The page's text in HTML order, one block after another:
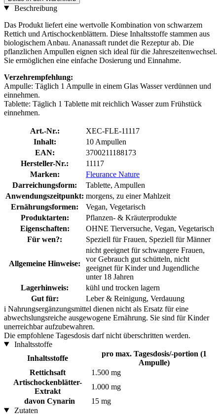
Beschreibung
Das Produkt liefert eine wertvolle Kombination von schwarzem
Rettich und Artischockenblättern. Diese Inhaltsstoffe stammen aus
biologischem Anbau. Ananassaft rundet die Rezeptur ab. Die
pflanzlichen Ampullen eignen sich ideal für die Jahreszeitenwechsel.
Sie ermöglichen eine einfache Dosierung und Einnahme.
Verzehrempfehlung:
Ampulle: Täglich 1 Ampulle in einem Glas Wasser verdünnen und
einnehmen.
Tablette: Täglich 1 Tablette mit reichlich Wasser zum Frühstück
einnehmen.
Art.-Nr.:
XEC-FLE-11117
Inhalt:
10 Ampullen
EAN:
3700211188173
Hersteller-Nr.:
11117
Marken:
Fleurance Nature
Darreichungsform:
Tablette, Ampullen
Anwendungszeitpunkt: morgens, zu einer Mahlzeit
Ernährungsformen:
Vegan, Vegetarisch
Produktarten:
Pflanzen- & Kräuterprodukte
Eigenschaften:
OHNE Tierversuche, Vegan, Vegetarisch
Für wen?:
Speziell für Frauen, Speziell für Männer
Allgemeine Hinweise:
nicht geeignet für schwangere Frauen,
vor Gebrauch gut schütteln, nicht
geeignet für Kinder und Jugendliche
unter 18 Jahren
Lagerhinweis:
kühl und trocken lagern
Gut für:
Leber & Reinigung, Verdauung
i Nahrungsergänzungsmittel dienen nicht als Ersatz für eine
abwechslungsreiche ausgewogene Ernährung. Sie sind für Kinder
unerreichbar aufzubewahren.
Die empfohlene Tagesdosis darf nicht überschritten werden.
Inhaltsstoffe
Inhaltsstoffe
pro max. Tagesdosis/-portion (1
Ampulle)
Rettichsaft
1.500 mg
Artischockenblätter-
Extrakt
1.000 mg
davon Cynarin
15 mg
Zutaten